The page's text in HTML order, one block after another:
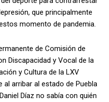
que principalmente
momento de pandemia.
de Comisión de
Discapacidad y Vocal de la
y Cultura de la LXV
arribar al estado de Puebla
Díaz no sabía con quién